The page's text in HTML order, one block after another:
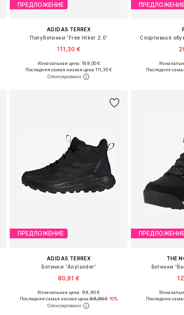
ПРЕДЛОЖЕНИЕ
ADIDAS TERREX
Полуботинки 'Free Hiker 2.0'
111,30 €
Доступно множество размеров
Добавить в корзину
Изначальная цена: 189,00 €
Последняя самая низкая цена:111,30 €
Спортивная
Доступно
Последняя
ПРЕДЛОЖЕНИЕ
ADIDAS TERREX
Ботинки 'Anylander'
80,91 €
Доступно множество размеров
Добавить в корзину
Изначальная цена: 99,90 €
Последняя самая низкая цена:89,90 €-10%
THE
Ботинки
Доступно
Последняя